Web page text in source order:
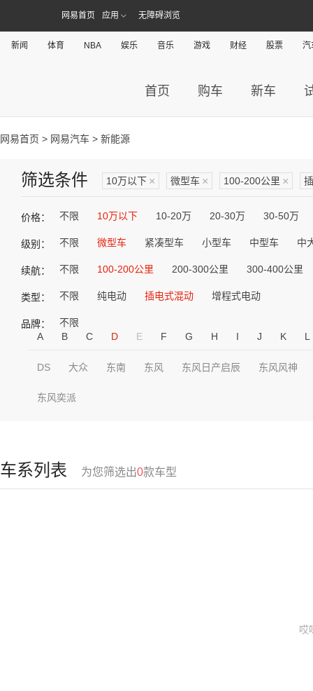
网易首页 应用 无障碍浏览
新闻 体育 NBA 娱乐 音乐 游戏 财经 股票 汽
首页 购车 新车
网易首页 > 网易汽车 > 新能源
筛选条件 10万以下 × 微型车 × 100-200公里 ×
价格： 不限 10万以下 10-20万 20-30万 30-50万
级别： 不限 微型车 紧凑型车 小型车 中型车 中
续航： 不限 100-200公里 200-300公里 300-400公里
类型： 不限 纯电动 插电式混动 增程式电动
品牌：
不限
A
B C D E F G H I J K L
DS 大众 东南 东风 东风日产启辰 东风风神
东风奕派
车系列表 为您筛选出0款车型
哎